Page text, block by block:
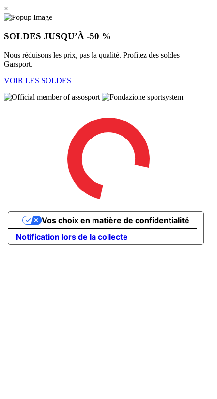
×
SOLDES JUSQU’À -50 %
Nous réduisons les prix, pas la qualité. Profitez des soldes
Garsport.
VOIR LES SOLDES
Notification lors de la collecte
Vos choix en matière de confidentialité